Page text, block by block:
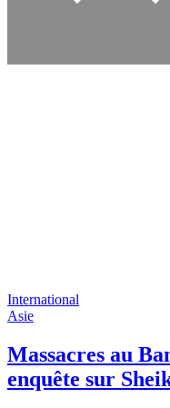
International
Asie
Massacres au
enquête sur